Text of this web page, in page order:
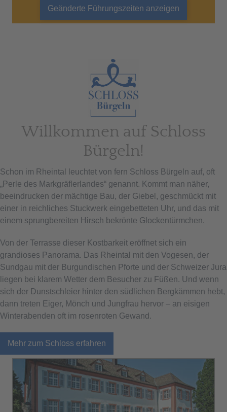
Geänderte Führungszeiten anzeigen
Willkommen auf Schloss
Bürgeln!
Schon im Rheintal leuchtet von fern Schloss Bürgeln auf, oft
„Perle des Markgräflerlandes“ genannt. Kommt man näher,
beeindrucken der mächtige Bau, der Giebel, geschmückt mit
einer in reichliches Stuckwerk eingebetteten Uhr, und das mit
einem sprungbereiten Hirsch bekrönte Glockentürmchen.
Von der Terrasse dieser Kostbarkeit eröffnet sich ein
grandioses Panorama. Das Rheintal mit den Vogesen, der
Sundgau mit der Burgundischen Pforte und der Schweizer Jura
liegen bei klarem Wetter dem Besucher zu Füßen. Und wenn
sich der Dunstschleier hinter den südlichen Bergkämmen hebt,
dann treten Eiger, Mönch und Jungfrau hervor – an eisigen
Winterabenden oft im rosenroten Gewand.
Mehr zum Schloss erfahren